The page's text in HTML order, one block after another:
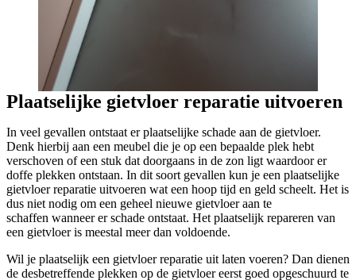
Plaatselijke gietvloer reparatie uitvoeren
In veel gevallen ontstaat er plaatselijke schade aan de gietvloer.
Denk hierbij aan een meubel die je op een bepaalde plek hebt
verschoven of een stuk dat doorgaans in de zon ligt waardoor er
doffe plekken ontstaan. In dit soort gevallen kun je een plaatselijke
gietvloer reparatie uitvoeren wat een hoop tijd en geld scheelt. Het is
dus niet nodig om een geheel nieuwe gietvloer aan te
schaffen wanneer er schade ontstaat. Het plaatselijk repareren van
een gietvloer is meestal meer dan voldoende.
Wil je plaatselijk een gietvloer reparatie uit laten voeren? Dan dienen
de desbetreffende plekken op de gietvloer eerst goed opgeschuurd te